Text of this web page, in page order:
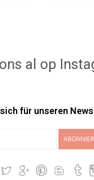
al op
für unseren